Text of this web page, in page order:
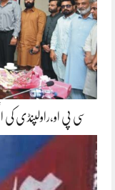
سی پی او،راولپنڈی